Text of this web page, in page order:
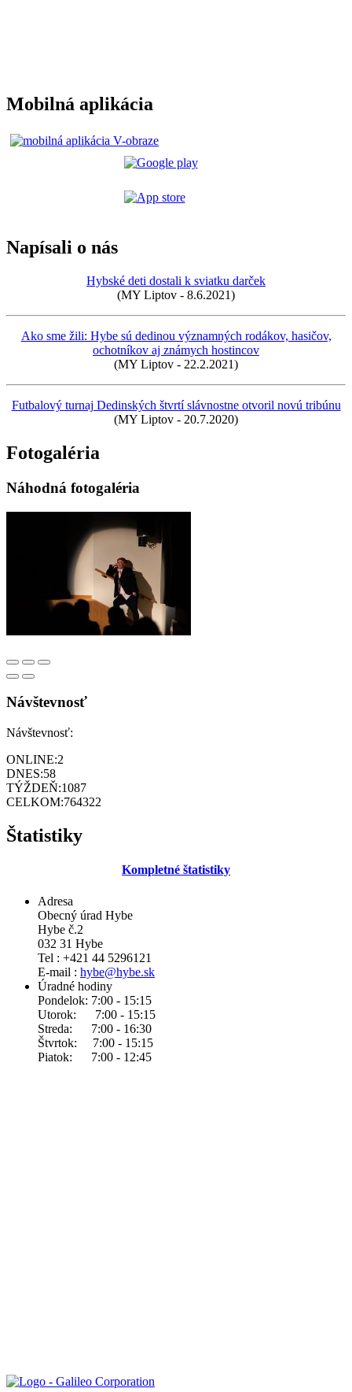
Mobilná aplikácia
Napísali o nás
Hybské deti dostali k sviatku darček
(MY Liptov - 8.6.2021)
Ako sme žili: Hybe sú dedinou významných rodákov, hasičov,
ochotníkov aj známych hostincov
(MY Liptov - 22.2.2021)
Futbalový turnaj Dedinských štvrtí slávnostne otvoril novú tribúnu
(MY Liptov - 20.7.2020)
Fotogaléria
Náhodná fotogaléria
Návštevnosť
Návštevnosť:
ONLINE:2
DNES:58
TÝŽDEŇ:1087
CELKOM:764322
Štatistiky
Kompletné štatistiky
Adresa
Obecný úrad Hybe
Hybe č.2
032 31 Hybe
Tel : +421 44 5296121
E-mail : hybe@hybe.sk
Úradné hodiny
Pondelok: 7:00 - 15:15
Utorok: 7:00 - 15:15
Streda: 7:00 - 16:30
Štvrtok: 7:00 - 15:15
Piatok: 7:00 - 12:45